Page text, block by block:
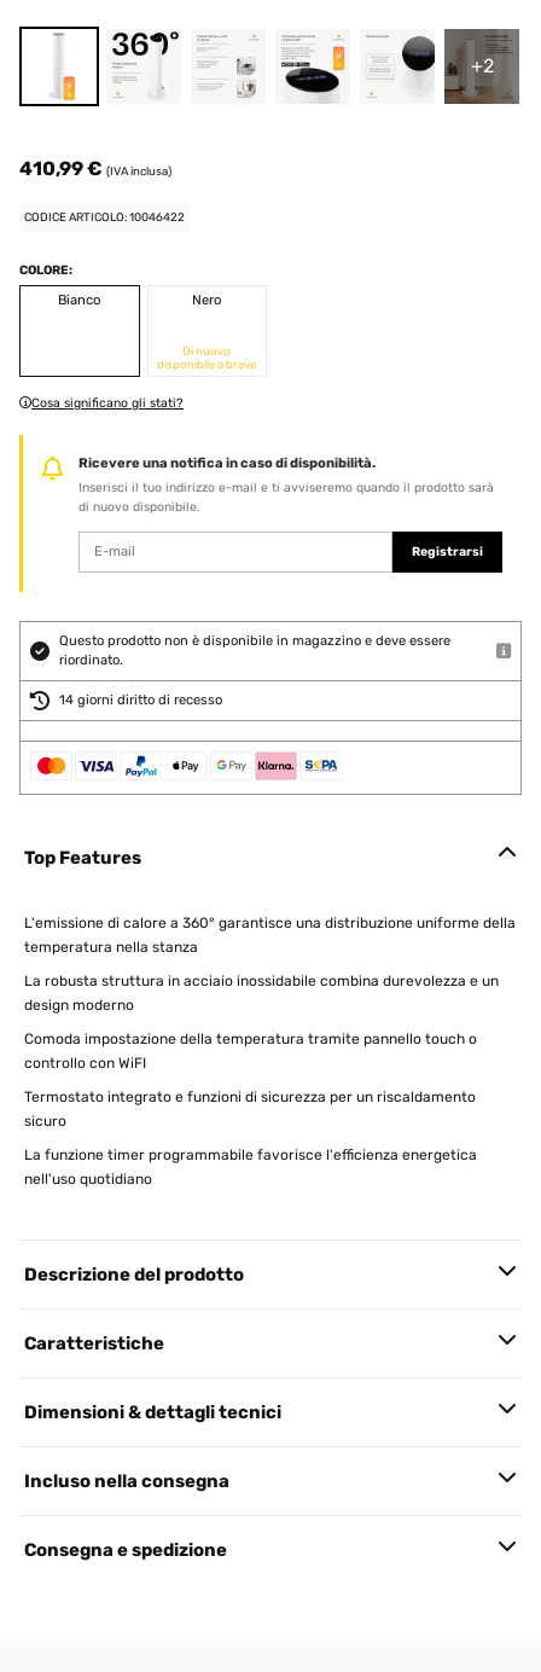
+2
410,99 € (IVA inclusa)
CODICE ARTICOLO: 10046422
COLORE:
Bianco
Nero
Di nuovo
disponibile a breve
Cosa significano gli stati?
Ricevere una notifica in caso di disponibilità.
Inserisci il tuo indirizzo e-mail e ti avviseremo quando il prodotto sarà
di nuovo disponibile.
Registrarsi
Questo prodotto non è disponibile in magazzino e deve essere
riordinato.
14 giorni diritto di recesso
Top Features
L'emissione di calore a 360° garantisce una distribuzione uniforme della
temperatura nella stanza
La robusta struttura in acciaio inossidabile combina durevolezza e un
design moderno
Comoda impostazione della temperatura tramite pannello touch o
controllo con WiFI
Termostato integrato e funzioni di sicurezza per un riscaldamento
sicuro
La funzione timer programmabile favorisce l'efficienza energetica
nell'uso quotidiano
Descrizione del prodotto
Caratteristiche
Dimensioni & dettagli tecnici
Incluso nella consegna
Consegna e spedizione